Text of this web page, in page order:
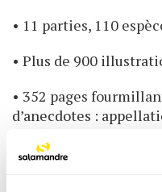
• 11 parties, 110
• Plus de 900
• 352 pages
d’anecdotes :
d’identification,